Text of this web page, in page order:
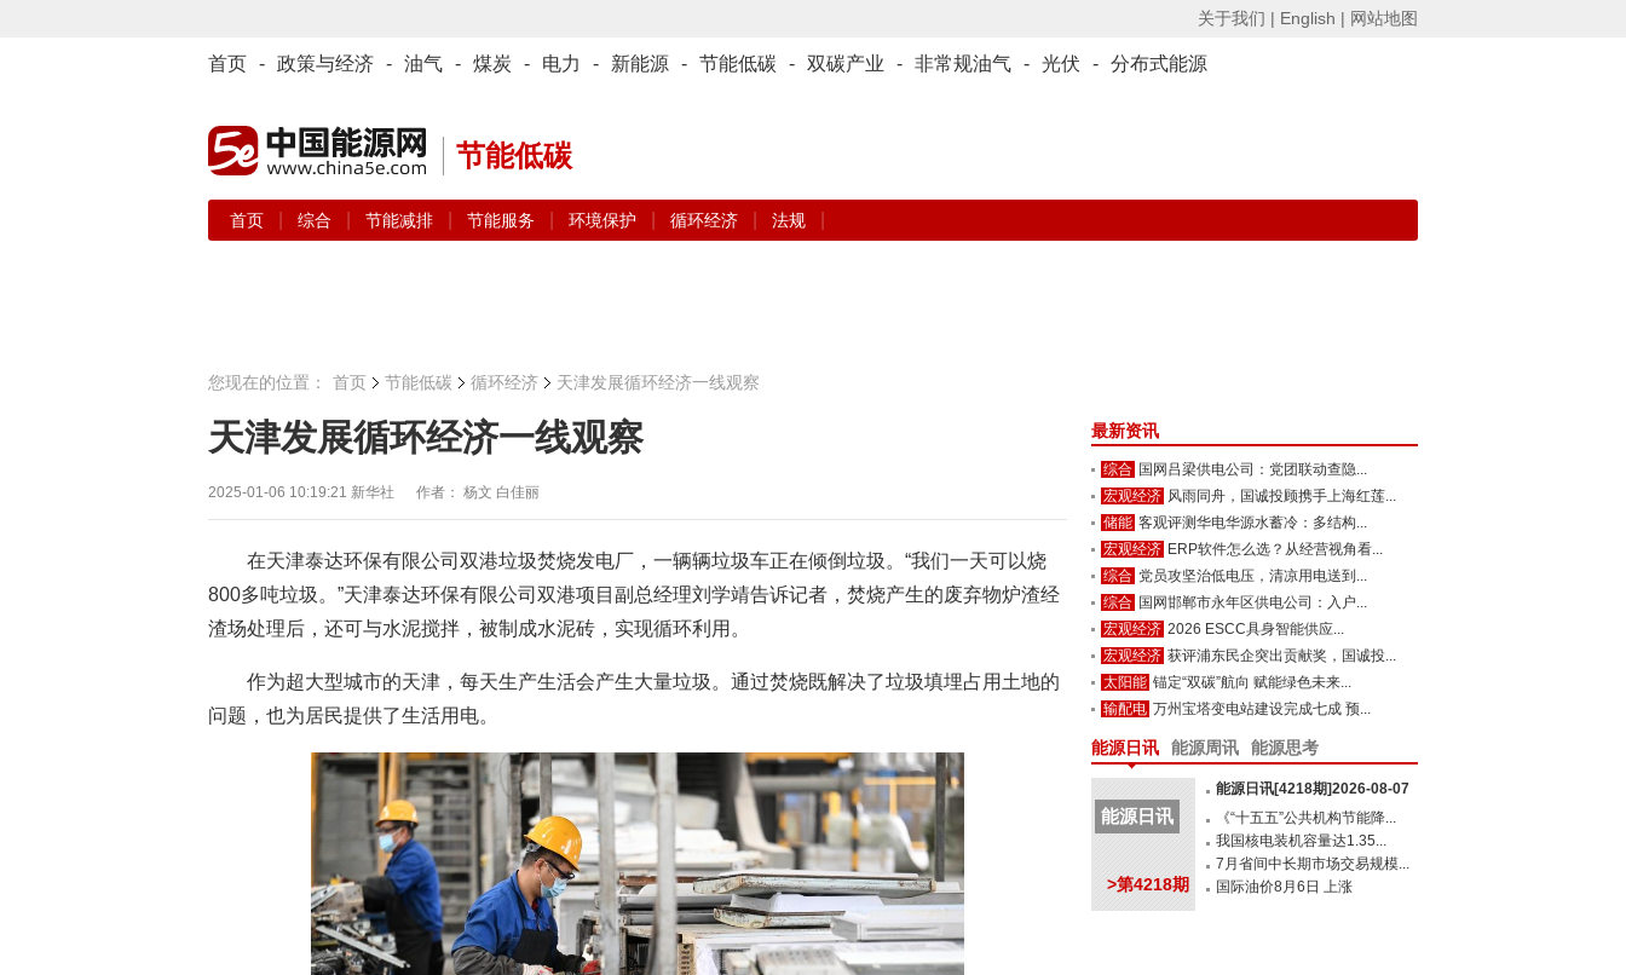
关于我们 | English | 网站地图
首页 - 政策与经济 - 油气 - 煤炭 - 电力 - 新能源 - 节能低碳 - 双碳产业 - 非常规油气 - 光伏 - 分布式能源
节能低碳
首页 综合 节能减排 节能服务 环境保护 循环经济 法规
您现在的位置： 首页 节能低碳 循环经济 天津发展循环经济一线观察
天津发展循环经济一线观察
2025-01-06 10:19:21 新华社 作者： 杨文 白佳丽
在天津泰达环保有限公司双港垃圾焚烧发电厂，一辆辆垃圾车正在倾倒垃圾。“我们一天可以烧
800多吨垃圾。”天津泰达环保有限公司双港项目副总经理刘学靖告诉记者，焚烧产生的废弃物炉渣经
渣场处理后，还可与水泥搅拌，被制成水泥砖，实现循环利用。
作为超大型城市的天津，每天生产生活会产生大量垃圾。通过焚烧既解决了垃圾填埋占用土地的
问题，也为居民提供了生活用电。
最新资讯
综合 国网吕梁供电公司：党团联动查隐...
宏观经济 风雨同舟，国诚投顾携手上海红莲...
储能 客观评测华电华源水蓄冷：多结构...
宏观经济 ERP软件怎么选？从经营视角看...
综合 党员攻坚治低电压，清凉用电送到...
综合 国网邯郸市永年区供电公司：入户...
宏观经济 2026 ESCC具身智能供应...
宏观经济 获评浦东民企突出贡献奖，国诚投...
太阳能 锚定“双碳”航向 赋能绿色未来...
输配电 万州宝塔变电站建设完成七成 预...
能源日讯 能源周讯 能源思考
能源日讯
>第4218期
能源日讯[4218期]2026-08-07
《“十五五”公共机构节能降...
我国核电装机容量达1.35...
7月省间中长期市场交易规模...
国际油价8月6日 上涨